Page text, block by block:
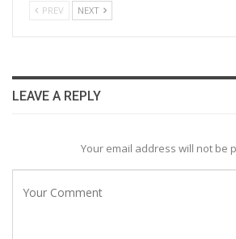
PREV NEXT
LEAVE A REPLY
Your email address will not be